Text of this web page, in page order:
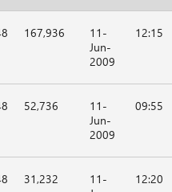
167,936
11-
Jun-
2009
12:15
52,736
11-
Jun-
2009
09:55
31,232
11-
12:20